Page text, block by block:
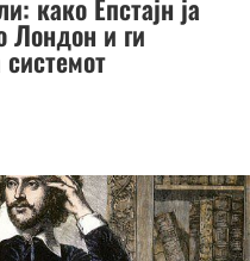
како Епстајн ја
Лондон и ги